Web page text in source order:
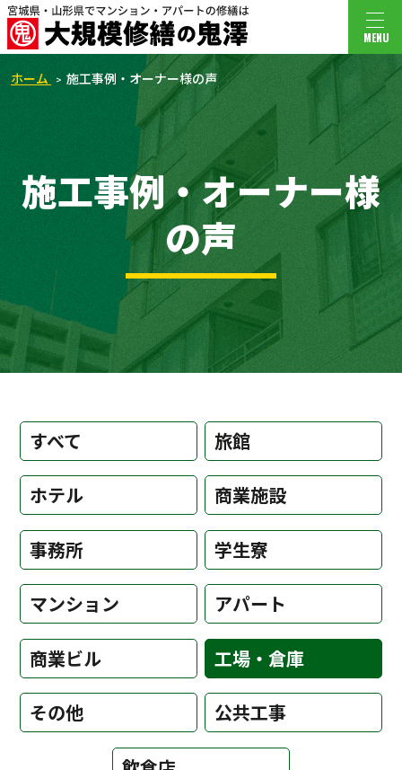
MENU
ホーム 施工事例・オーナー様の声
施工事例・オーナー様
の声
すべて 旅館
ホテル 商業施設
事務所 学生寮
マンション アパート
商業ビル 工場・倉庫
その他 公共工事